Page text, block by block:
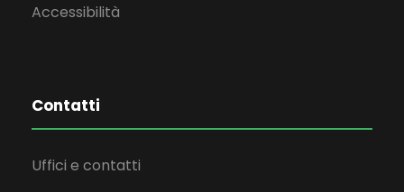
Accessibilità
Contatti
Uffici e contatti